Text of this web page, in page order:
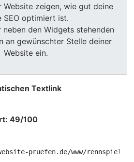
Website zeigen, wie gut deine
SEO optimiert ist.
neben den Widgets stehenden
an gewünschter Stelle deiner
Website ein.
Textlink
49/100
pruefen.de/www/